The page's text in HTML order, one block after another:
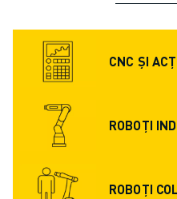
ROBOȚI SCARA
CENTRE COMPACTE DE
ROBODRILL CĂUTARE
HARDWARE ROBODRILL
SOFTWARE ROBODRILL
MENTENANȚĂ PREVENTIVĂ
SUSTENABILITATE ROBODRILL
ROBODRILL PACHET ROBOTIZAT
CNC ȘI
ROBOȚI
ROBOȚI